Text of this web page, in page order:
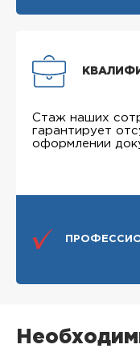
Стаж наших
гарантирует
оформлении